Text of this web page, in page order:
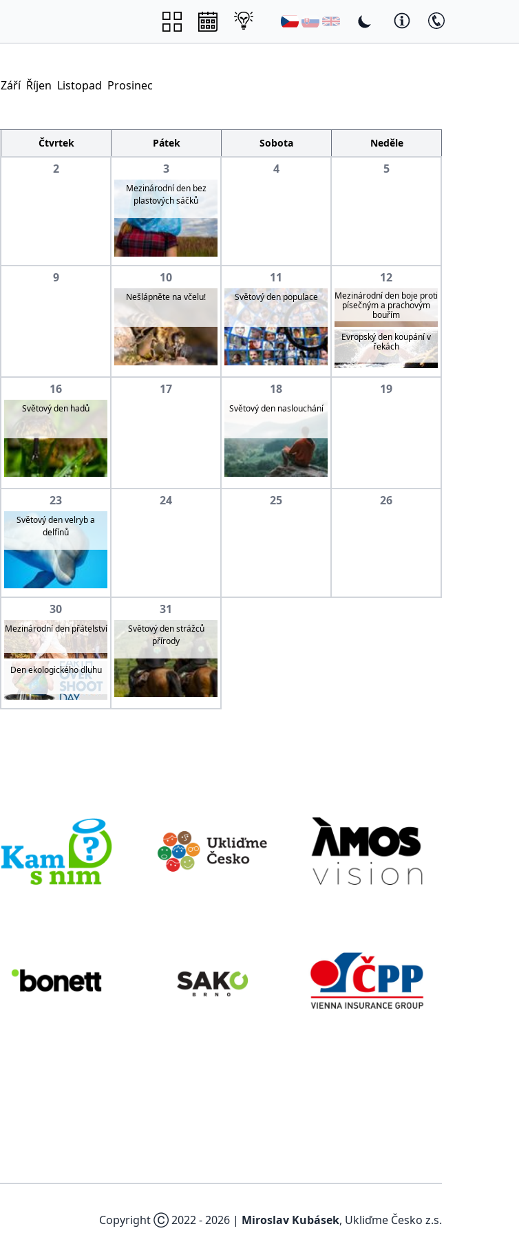
Září Říjen Listopad Prosinec
Čtvrtek Pátek Sobota Neděle
2 3
Mezinárodní den bez
plastových sáčků
4 5
9 10
Nešlápněte na včelu!
11
Světový den populace
12
Mezinárodní den boje proti
písečným a prachovým
bouřím
Evropský den koupání v
řekách
16
Světový den hadů
17 18
Světový den naslouchání
19
23
Světový den velryb a
delfínů
24 25 26
30
Mezinárodní den přátelství
Den ekologického dluhu
31
Světový den strážců
přírody
Copyright Ⓒ 2022 -2026 | Miroslav Kubásek, Ukliďme Česko z.s.